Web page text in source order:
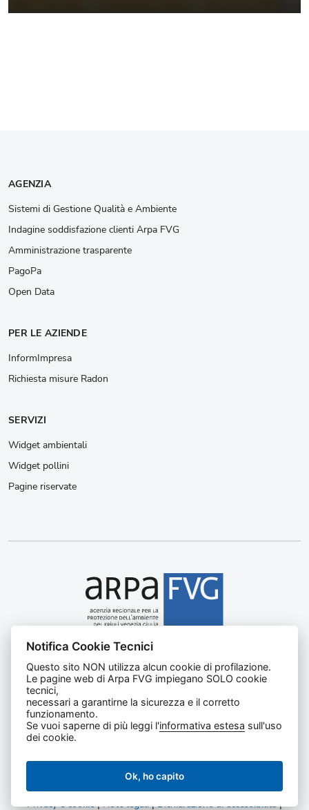
AGENZIA
Sistemi di Gestione Qualità e Ambiente
Indagine soddisfazione clienti Arpa FVG
Amministrazione trasparente
PagoPa
Open Data
PER LE AZIENDE
InformImpresa
Richiesta misure Radon
SERVIZI
Widget ambientali
Widget pollini
Pagine riservate
Agenzia regionale per la protezione dell’ambiente del
Friuli Venezia Giulia
C.F. e P. IVA 02096520305
Tel 0432 1918111
Privacy e cookie|Note legali|Dichiarazione di accessibilità|
Notifica Cookie Tecnici
Questo sito NON utilizza alcun cookie di profilazione.
Le pagine web di Arpa FVG impiegano SOLO cookie
tecnici,
necessari a garantirne la sicurezza e il corretto
funzionamento.
Se vuoi saperne di più leggi l'informativa estesa sull'uso
dei cookie.
Ok, ho capito